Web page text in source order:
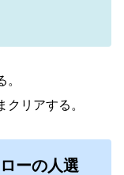
リアする。
ーの人選